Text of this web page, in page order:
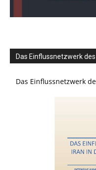
Das Einflussnetzwerk
Das Einflussnetzwerk